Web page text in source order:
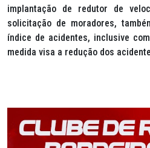
implantação de redutor de
solicitação de moradores,
índice de acidentes, inclusive
medida visa a redução dos